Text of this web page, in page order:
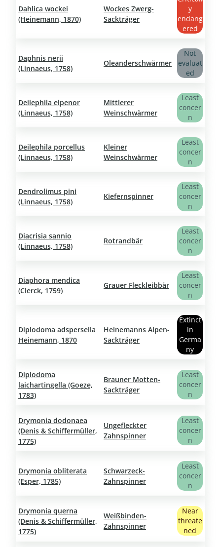
Dahlica wockei
(Heinemann, 1870)
Wockes Zwerg-
Sackträger
y
endang
ered
Daphnis nerii
(Linnaeus, 1758)
Oleanderschwärmer
Not
evaluat
ed
Deilephila elpenor
(Linnaeus, 1758)
Mittlerer
Weinschwärmer
Least
concer
n
Deilephila porcellus
(Linnaeus, 1758)
Kleiner
Weinschwärmer
Least
concer
n
Dendrolimus pini
(Linnaeus, 1758)
Kiefernspinner
Least
concer
n
Diacrisia sannio
(Linnaeus, 1758)
Rotrandbär
Least
concer
n
Diaphora mendica
(Clerck, 1759)
Grauer Fleckleibbär
Least
concer
n
Diplodoma adspersella
Heinemann, 1870
Heinemanns Alpen-
Sackträger
Extinct
in
Germa
ny
Diplodoma
laichartingella (Goeze,
1783)
Brauner Motten-
Sackträger
Least
concer
n
Drymonia dodonaea
(Denis & Schiffermüller,
1775)
Ungefleckter
Zahnspinner
Least
concer
n
Drymonia obliterata
(Esper, 1785)
Schwarzeck-
Zahnspinner
Least
concer
n
Drymonia querna
(Denis & Schiffermüller,
1775)
Weißbinden-
Zahnspinner
Near
threate
ned